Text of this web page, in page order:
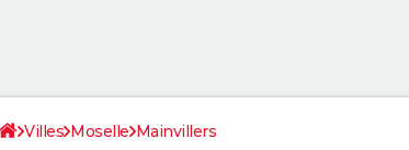
Villes Moselle Mainvillers